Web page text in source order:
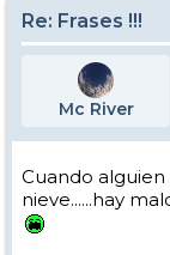
Re: Frases !!!
Mc River
Cuando alguien
nieve......hay